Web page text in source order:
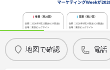
Details
地図で確認 電話